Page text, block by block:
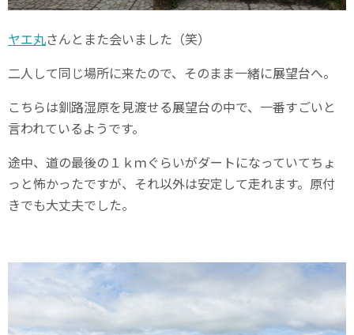
ヤエ丸さんとまた会いました（笑）
二人して同じ場所に来たので、そのまま一緒に展望台へ。
こちらは釧路湿原を見渡せる展望台の中で、一番すごいと
言われているようです。
途中、道の最後の１ｋｍぐらいがダートになっていてちょ
っと怖かったですが、それ以外は安定して走れます。原付
きでも大丈夫でした。